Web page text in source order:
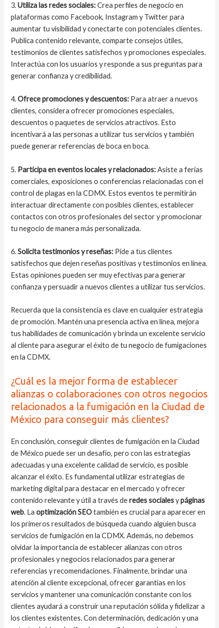
3.Utiliza las redes sociales:Crea perfiles de negocio en
plataformas como Facebook, Instagram y Twitter para
aumentar tu visibilidad y conectarte con potenciales clientes.
Publica contenido relevante, comparte consejos útiles,
testimonios de clientes satisfechos y promociones especiales.
Interactúa con los usuarios y responde a sus preguntas para
generar confianza y credibilidad.
4.Ofrece promociones y descuentos: Para atraer a nuevos
clientes, considera ofrecer promociones especiales,
descuentos o paquetes de servicios atractivos. Esto
incentivará a las personas a utilizar tus servicios y también
puede generar referencias de boca en boca.
5. Participa en eventos locales y relacionados:Asiste a ferias
comerciales, exposiciones o conferencias relacionadas con el
control de plagas en la CDMX. Estos eventos te permitirán
interactuar directamente con posibles clientes, establecer
contactos con otros profesionales del sector y promocionar
tu negocio de manera más personalizada.
6.Solicita testimonios y reseñas: Pide a tus clientes
satisfechos que dejen reseñas positivas y testimonios en línea.
Estas opiniones pueden ser muy efectivas para generar
confianza y persuadir a nuevos clientes a utilizar tus servicios.
Recuerda que la consistencia es clave en cualquier estrategia
de promoción. Mantén una presencia activa en línea, mejora
tus habilidades de comunicación y brinda un excelente servicio
al cliente para asegurar el éxito de tu negocio de fumigaciones
en la CDMX.
¿Cuál es la mejor forma de establecer
alianzas o colaboraciones con otros negocios
relacionados a la fumigación en la Ciudad de
México para conseguir más clientes?
En conclusión, conseguir clientes de fumigación en la Ciudad
de México puede ser un desafío, pero con las estrategias
adecuadas y una excelente calidad de servicio, es posible
alcanzar el éxito. Es fundamental utilizar estrategias de
marketing digital para destacar en el mercado y ofrecer
contenido relevante y útil a través deredes socialesypáginas
web. Laoptimización SEOtambién es crucial para aparecer en
los primeros resultados de búsqueda cuando alguien busca
servicios de fumigación en la CDMX. Además, no debemos
olvidar la importancia de establecer alianzas con otros
profesionales y negocios relacionados para generar
referencias y recomendaciones. Finalmente, brindar una
atención al cliente excepcional, ofrecer garantías en los
servicios y mantener una comunicación constante con los
clientes ayudará a construir una reputación sólida y fidelizar a
los clientes existentes. Con determinación, dedicación y una